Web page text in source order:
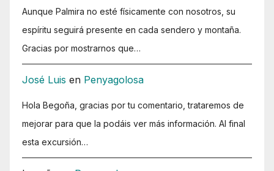
Aunque Palmira no esté físicamente con nosotros, su
espíritu seguirá presente en cada sendero y montaña.
Gracias por mostrarnos que…
José Luis en Penyagolosa
Hola Begoña, gracias por tu comentario, trataremos de
mejorar para que la podáis ver más información. Al final
esta excursión…